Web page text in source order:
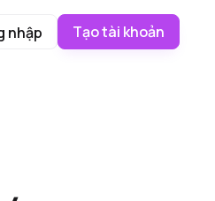
nhập Tạo tài khoản